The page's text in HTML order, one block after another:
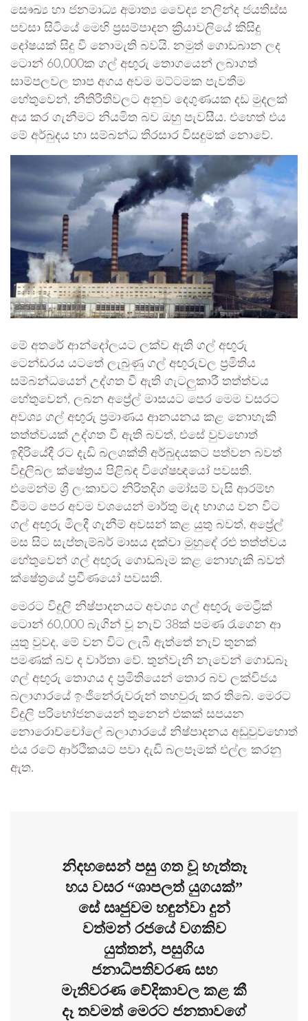
සෞඛ්‍ය හා ජනමාධ්‍ය අමාත්‍ය වෛද්‍ය නලින්ද ජයතිස්ස
පවසා සිටියේ මෙහි ප්‍රසම්පාදන ක්‍රියාවලියේ කිසිදු
දෝෂයක් සිදු වී නොමැති බවයි. නමුත් ගොඩබාන ලද
ටොන් 60,000ක ගල් අඟුරු තොගයෙන් ලබාගත්
සාම්පලවල තාප අගය අවම මට්ටමක පැවතීම
හේතුවෙන්, නීතිරීතිවලට අනුව දෙගුණයක දඩ මුදලක්
අය කර ගැනීමට නියමිත බව ඔහු පැවසීය. එහෙත් එය
මේ අර්බුදය හා සම්බන්ධ තිරසාර විසඳුමක් නොවේ.
මේ අතරේ ආන්දෝලයට ලක්ව ඇති ගල් අඟුරු
ටෙන්ඩරය යටතේ ලැබුණු ගල් අඟුරුවල ප්‍රමිතිය
සම්බන්ධයෙන් උද්ගත වී ඇති ගැටලුකාරී තත්ත්වය
හේතුවෙන්, ලබන අප්‍රේල් මාසයට පෙර මෙම වසරට
අවශ්‍ය ගල් අඟුරු ප්‍රමාණය ආනයනය කළ නොහැකි
තත්ත්වයක් උද්ගත වී ඇති බවත්, එසේ වුවහොත්
ඉදිරියේදී රට දැඩි බලශක්ති අර්බුදයකට පත්වන බවත්
විදුලිබල ක්ෂේත්‍රය පිළිබඳ විශේෂඥයෝ පවසති.
එමෙන්ම ශ්‍රී ලංකාවට නිරිතදිග මෝසම් වැසි ආරම්භ
වීමට පෙර අවම වශයෙන් මාර්තු මැද භාගය වන විට
ගල් අඟුරු මිලදී ගැනීම් අවසන් කළ යුතු බවත්, අප්‍රේල්
මස සිට සැප්තැම්බර් මාසය දක්වා මුහුදේ රළු තත්ත්වය
හේතුවෙන් ගල් අඟුරු ගොඩබෑම කළ නොහැකි බවත්
ක්ෂේත්‍රයේ ප්‍රවීණයෝ පවසති.
මෙරට විදුලි නිෂ්පාදනයට අවශ්‍ය ගල් අඟුරු මෙට්‍රික්
ටොන් 60,000 බැගින් වූ නැව් 38ක් පමණ රැගෙන ආ
යුතු වුවද, මේ වන විට ලැබී ඇත්තේ නැව් තුනක්
පමණක් බව ද වාර්තා වේ. තුන්වැනි නැවෙන් ගොඩබෑ
ගල් අඟුරු තොගය ද ප්‍රමිතියෙන් තොර බව ලක්විජය
බලාගාරයේ ඉංජිනේරුවරුන් තහවුරු කර තිබේ. මෙරට
විදුලි පරිභෝජනයෙන් තුනෙන් එකක් සපයන
නොරොච්චෝලේ බලාගාරයේ නිෂ්පාදනය අඩුවුවහොත්
එය රටේ ආර්ථිකයට පවා දැඩි බලපෑමක් එල්ල කරනු
ඇත.
නිදහසෙන් පසු ගත වූ හැත්තෑ
හය වසර “ශාපලත් යුගයක්”
සේ සෘජුවම හඳුන්වා දුන්
වත්මන් රජයේ වගකිව
යුත්තන්, පසුගිය
ජනාධිපතිවරණ සහ
මැතිවරණ වේදිකාවල කළ කී
දෑ තවමත් මෙරට ජනතාවගේ